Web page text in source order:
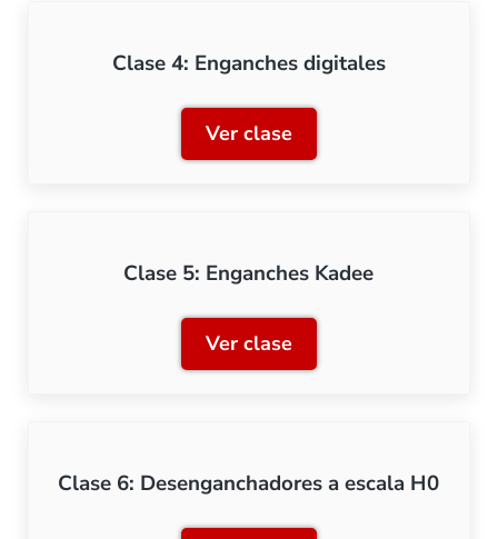
Clase 4: Enganches digitales
Ver claseClase 4: Enganches
Clase 5: Enganches Kadee
Ver claseClase 5: Enganches Kadee
Clase 6: Desenganchadores a escala H0